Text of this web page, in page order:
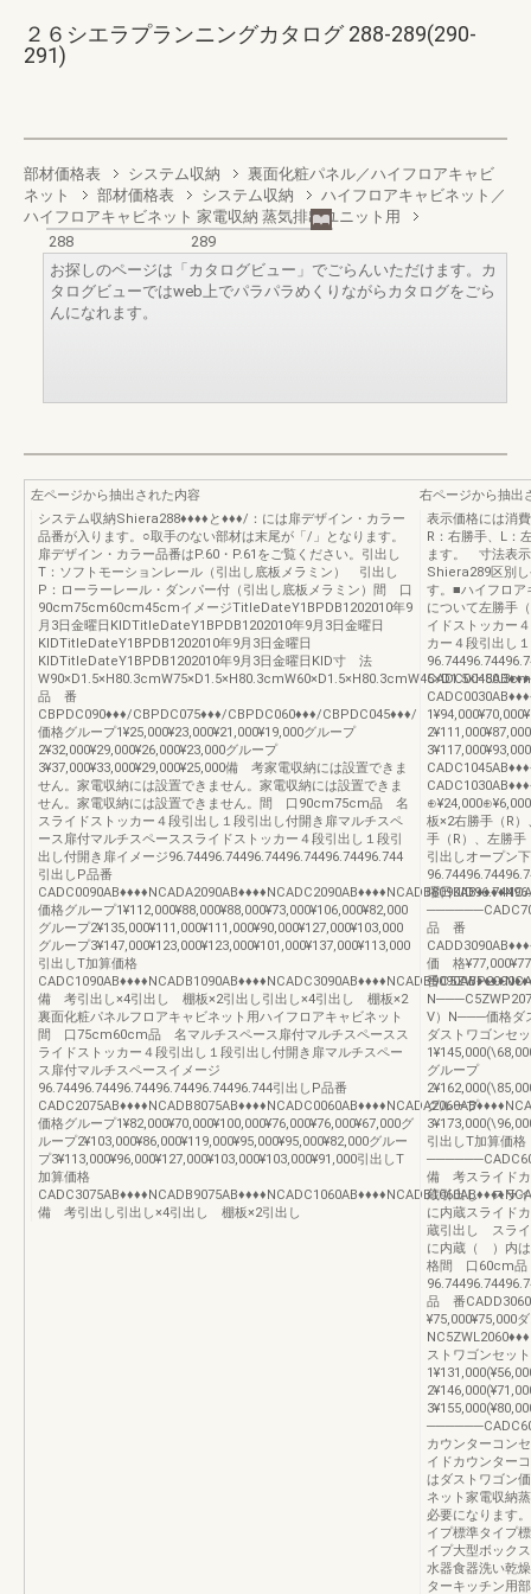
２６シエラプランニングカタログ 288-289(290-
291)
部材価格表 システム収納
裏面化粧パネル／ハイフロアキャビ
ネット
部材価格表 システム収納
ハイフロアキャビネット／
ハイフロアキャビネット 家電収納 蒸気排出ユニット用
288
289
お探しのページは「カタログビュー」でごらんいただけます。カ
タログビューではweb上でパラパラめくりながらカタログをごら
んになれます。
左ページから抽出された内容
システム収納Shiera288♦♦♦♦と♦♦♦/：には扉デザイン・カラー
品番が入ります。○取手のない部材は末尾が「/」となります。
扉デザイン・カラー品番はP.60・P.61をご覧ください。引出し
T：ソフトモーションレール（引出し底板メラミン） 引出し
P：ローラーレール・ダンパー付（引出し底板メラミン）間 口
90cm75cm60cm45cmイメージTitleDateY1BPDB1202010年9
月3日金曜日KIDTitleDateY1BPDB1202010年9月3日金曜日
KIDTitleDateY1BPDB1202010年9月3日金曜日
KIDTitleDateY1BPDB1202010年9月3日金曜日KID寸 法
W90×D1.5×H80.3cmW75×D1.5×H80.3cmW60×D1.5×H80.3cmW45×D1.5×H80.3cm
品 番
CBPDC090♦♦♦/CBPDC075♦♦♦/CBPDC060♦♦♦/CBPDC045♦♦♦/
価格グループ1¥25,000¥23,000¥21,000¥19,000グループ
2¥32,000¥29,000¥26,000¥23,000グループ
3¥37,000¥33,000¥29,000¥25,000備 考家電収納には設置できま
せん。家電収納には設置できません。家電収納には設置できま
せん。家電収納には設置できません。間 口90cm75cm品 名
スライドストッカー４段引出し１段引出し付開き扉マルチスペ
ース扉付マルチスペーススライドストッカー４段引出し１段引
出し付開き扉イメージ96.74496.74496.74496.74496.74496.744
引出しP品番
価格グループ1¥112,000¥88,000¥88,000¥73,000¥106,000¥82,000
グループ2¥135,000¥111,000¥111,000¥90,000¥127,000¥103,000
グループ3¥147,000¥123,000¥123,000¥101,000¥137,000¥113,000
引出しT加算価格
備 考引出し×4引出し 棚板×2引出し引出し×4引出し 棚板×2
裏面化粧パネルフロアキャビネット用ハイフロアキャビネット
間 口75cm60cm品 名マルチスペース扉付マルチスペースス
ライドストッカー４段引出し１段引出し付開き扉マルチスペー
ス扉付マルチスペースイメージ
96.74496.74496.74496.74496.74496.744引出しP品番
価格グループ1¥82,000¥70,000¥100,000¥76,000¥76,000¥67,000グ
ループ2¥103,000¥86,000¥119,000¥95,000¥95,000¥82,000グルー
プ3¥113,000¥96,000¥127,000¥103,000¥103,000¥91,000引出しT
加算価格
備 考引出し引出し×4引出し 棚板×2引出し
右ページから抽出
表示価格には消
R：右勝手、L：
ます。 寸法表示
Shiera289区別
す。■ハイフロ
について左勝手
イドストッカー
カー４段引出し
板×2右勝手（R
手（R）、左勝
引出しオープン
曜日
品 番
価 格
番
V）N───価格ダ
ダストワゴンセ
グループ
グループ
引出しT加算価格
備 考スライドカ
蔵引出し スライ
に内蔵スライド
蔵引出し スライ
に内蔵（ ）内
格間 口60cm品
品 番
¥75,000¥75,000
ストワゴンセッ
カウンターコン
イドカウンター
はダストワゴン
ネット家電収納
必要になります
イプ標準タイプ
イプ大型ボック
水器食器洗い乾
ターキッチン用